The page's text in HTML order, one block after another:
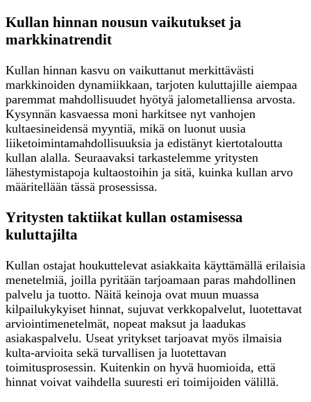
Kullan hinnan nousun vaikutukset ja
markkinatrendit
Kullan hinnan kasvu on vaikuttanut merkittävästi
markkinoiden dynamiikkaan, tarjoten kuluttajille aiempaa
paremmat mahdollisuudet hyötyä jalometalliensa arvosta.
Kysynnän kasvaessa moni harkitsee nyt vanhojen
kultaesineidensä myyntiä, mikä on luonut uusia
liiketoimintamahdollisuuksia ja edistänyt kiertotaloutta
kullan alalla. Seuraavaksi tarkastelemme yritysten
lähestymistapoja kultaostoihin ja sitä, kuinka kullan arvo
määritellään tässä prosessissa.
Yritysten taktiikat kullan ostamisessa
kuluttajilta
Kullan ostajat houkuttelevat asiakkaita käyttämällä erilaisia
menetelmiä, joilla pyritään tarjoamaan paras mahdollinen
palvelu ja tuotto. Näitä keinoja ovat muun muassa
kilpailukykyiset hinnat, sujuvat verkkopalvelut, luotettavat
arviointimenetelmät, nopeat maksut ja laadukas
asiakaspalvelu. Useat yritykset tarjoavat myös ilmaisia
kulta-arvioita sekä turvallisen ja luotettavan
toimitusprosessin. Kuitenkin on hyvä huomioida, että
hinnat voivat vaihdella suuresti eri toimijoiden välillä.